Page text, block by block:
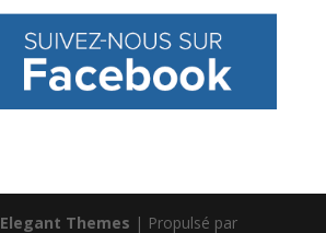
Elegant Themes | Propulsé par